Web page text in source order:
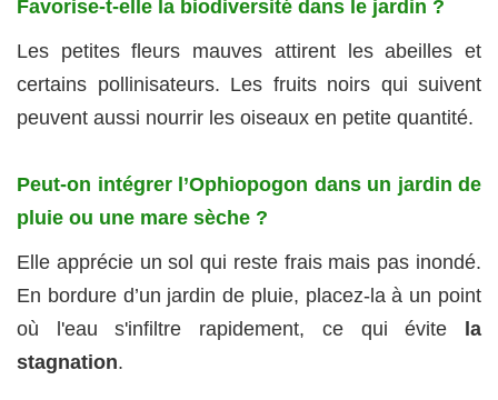
Favorise-t-elle la biodiversité dans le jardin ?
Les petites fleurs mauves attirent les abeilles et
certains pollinisateurs. Les fruits noirs qui suivent
peuvent aussi nourrir les oiseaux en petite quantité.
Peut-on intégrer l’Ophiopogon dans un jardin de
pluie ou une mare sèche ?
Elle apprécie un sol qui reste frais mais pas inondé.
En bordure d’un jardin de pluie, placez-la à un point
où l'eau s'infiltre rapidement, ce qui évite la
stagnation.